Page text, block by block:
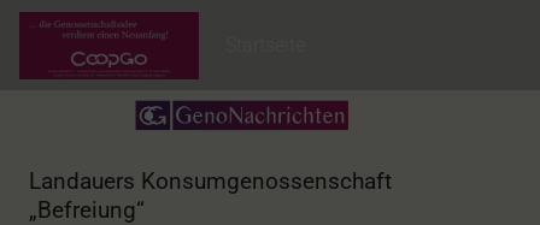
Landauers Konsumgenossenschaft
„Befreiung“